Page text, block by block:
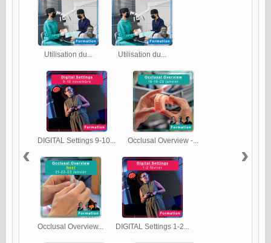
Utilisation du... Utilisation du...
DIGITAL Settings 9-10... Occlusal Overview -...
Occlusal Overview... DIGITAL Settings 1-2...
‹ ›